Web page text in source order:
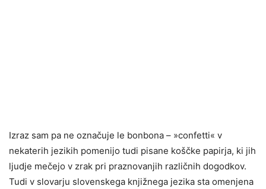
Izraz sam pa ne označuje le bonbona – »confetti« v
nekaterih jezikih pomenijo tudi pisane koščke papirja, ki jih
ljudje mečejo v zrak pri praznovanjih različnih dogodkov.
Tudi v slovarju slovenskega knjižnega jezika sta omenjena